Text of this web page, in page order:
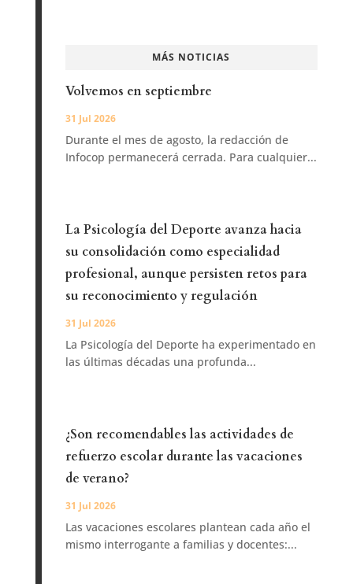
MÁS NOTICIAS
Volvemos en septiembre
31 Jul 2026
Durante el mes de agosto, la redacción de
Infocop permanecerá cerrada. Para cualquier...
La Psicología del Deporte avanza hacia
su consolidación como especialidad
profesional, aunque persisten retos para
su reconocimiento y regulación
31 Jul 2026
La Psicología del Deporte ha experimentado en
las últimas décadas una profunda...
¿Son recomendables las actividades de
refuerzo escolar durante las vacaciones
de verano?
31 Jul 2026
Las vacaciones escolares plantean cada año el
mismo interrogante a familias y docentes:...